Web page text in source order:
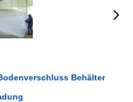
Behälter